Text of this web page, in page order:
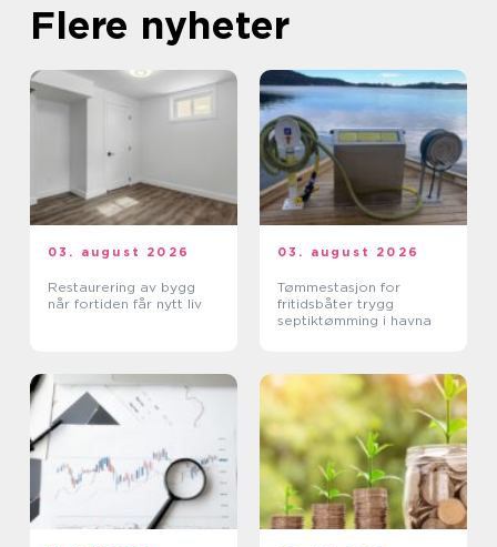
Flere nyheter
03. august 2026
Restaurering av bygg
når fortiden får nytt liv
03. august 2026
Tømmestasjon for
fritidsbåter trygg
septiktømming i havna